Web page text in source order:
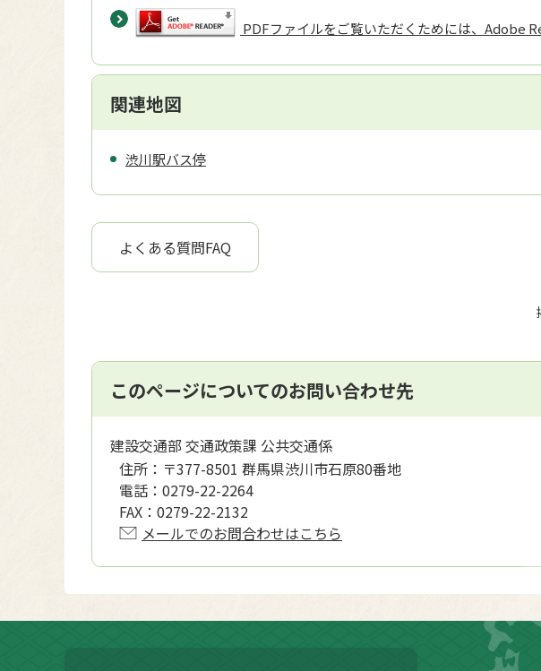
PDFファイルをご覧いただくためには、Adobe
関連地図
渋川駅バス停
よくある質問FAQ
このページについてのお問い合わせ先
建設交通部 交通政策課 公共交通係
住所： 〒377-8501 群馬県渋川市石原80番地
電話： 0279-22-2264
FAX： 0279-22-2132
メールでのお問合わせはこちら